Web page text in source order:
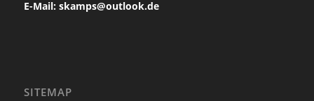
E-Mail: skamps@outlook.de
SITEMAP